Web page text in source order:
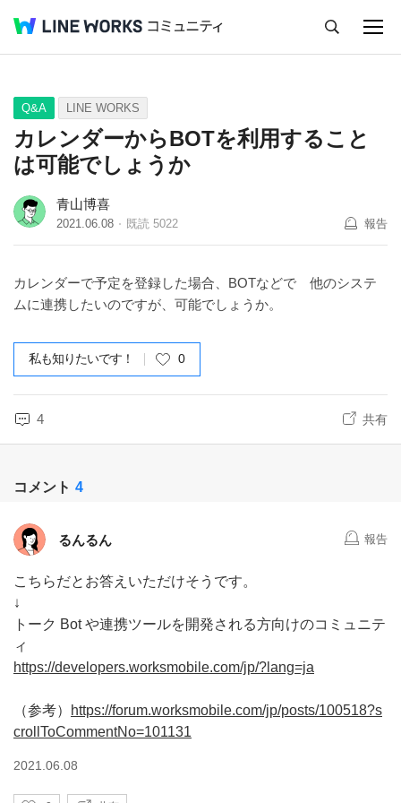
Q&A Tips Ideas
Q&A LINE WORKS
カレンダーからBOTを利用すること
は可能でしょうか
青山博喜
2021.06.08 既読 5022 報告
カレンダーで予定を登録した場合、BOTなどで 他のシステ
ムに連携したいのですが、可能でしょうか。
私も知りたいです！ 0
4 共有
コメント 4
るんるん 報告
こちらだとお答えいただけそうです。
↓
トーク Bot や連携ツールを開発される方向けのコミュニテ
ィ
https://developers.worksmobile.com/jp/?lang=ja
（参考）
https://forum.worksmobile.com/jp/posts/100518?s
crollToCommentNo=101131
2021.06.08